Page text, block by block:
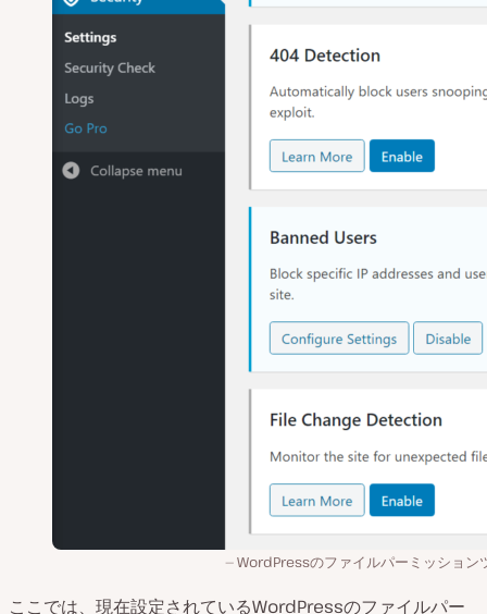
WordPressのファイルパーミッション
ここでは、現在設定されているWordPressのファイルパー